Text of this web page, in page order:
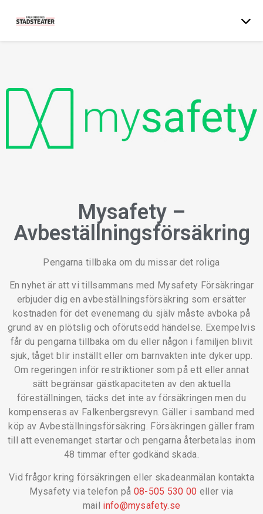
Mysafety –
Avbeställningsförsäkring
Pengarna tillbaka om du missar det roliga
En nyhet är att vi tillsammans med Mysafety Försäkringar
erbjuder dig en avbeställningsförsäkring som ersätter
kostnaden för det evenemang du själv måste avboka på
grund av en plötslig och oförutsedd händelse. Exempelvis
får du pengarna tillbaka om du eller någon i familjen blivit
sjuk, tåget blir inställt eller om barnvakten inte dyker upp.
Om regeringen inför restriktioner som på ett eller annat
sätt begränsar gästkapaciteten av den aktuella
föreställningen, täcks det inte av försäkringen men du
kompenseras av Falkenbergsrevyn. Gäller i samband med
köp av Avbeställningsförsäkring. Försäkringen gäller fram
till att evenemanget startar och pengarna återbetalas inom
48 timmar efter godkänd skada.
Vid frågor kring försäkringen eller skadeanmälan kontakta
Mysafety via telefon på 08-505 530 00 eller via
mail info@mysafety.se